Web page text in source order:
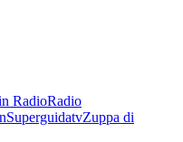
RadioRadio
SuperguidatvZuppa di